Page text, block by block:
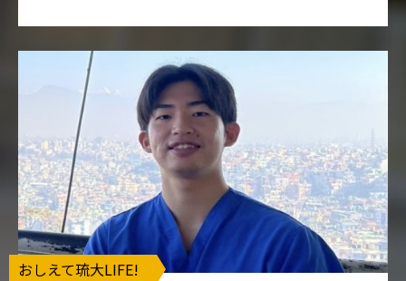
おしえて琉大LIFE!